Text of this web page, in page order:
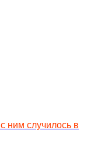
ним случилось в